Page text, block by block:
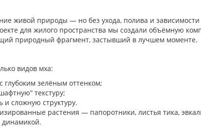
живой природы — но без ухода, полива и
для жилого пространства мы создали объёмную
природный фрагмент, застывший в лучшем моменте.
видов мха:
зелёным оттенком;
текстуру;
и сложную структуру.
растения — папоротники, листья тика,